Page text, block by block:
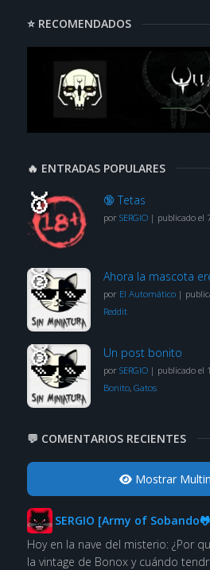
⭐ RECOMENDADOS
🔥 ENTRADAS POPULARES
🔞 Tetas
por SERGIO| publicado el
Ahora la mascota
por El Automático|
Reddit
Un post bonito
por SERGIO| publicado el
Bonito, Gatos
💬 COMENTARIOS RECIENTES
Mostrar
SERGIO [Army of
Hoy en la nave del misterio: ¿Por
la vintage de Bonox y cuándo